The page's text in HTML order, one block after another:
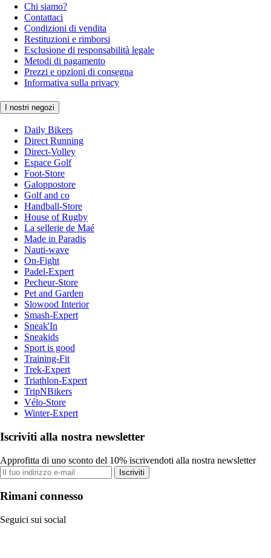
Chi siamo?
Contattaci
Condizioni di vendita
Restituzioni e rimborsi
Esclusione di responsabilità legale
Metodi di pagamento
Prezzi e opzioni di consegna
Informativa sulla privacy
I nostri negozi
Daily Bikers
Direct Running
Direct-Volley
Espace Golf
Foot-Store
Galoppostore
Golf and co
Handball-Store
House of Rugby
La sellerie de Maé
Made in Paradis
Nauti-wave
On-Fight
Padel-Expert
Pecheur-Store
Pet and Garden
Slowood Interior
Smash-Expert
Sneak'In
Sneakids
Sport is good
Training-Fit
Trek-Expert
Triathlon-Expert
TripNBikers
Vélo-Store
Winter-Expert
Iscriviti alla nostra newsletter
Approfitta di uno sconto del 10% iscrivendoti alla nostra newsletter
Iscriviti
Rimani connesso
Seguici sui social